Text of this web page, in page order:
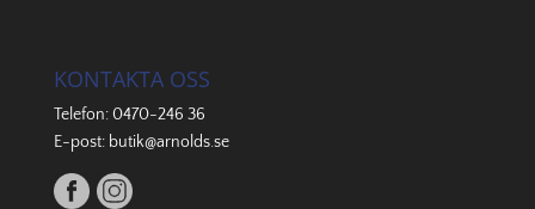
KONTAKTA OSS
Telefon:0470-246 36
E-post: butik@arnolds.se